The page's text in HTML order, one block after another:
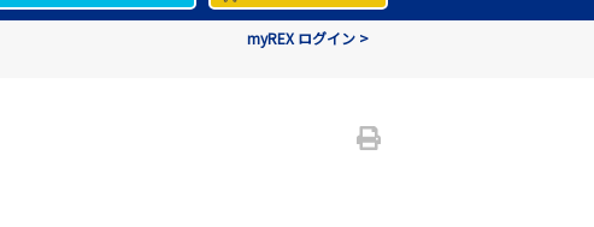
myREX ログイン >